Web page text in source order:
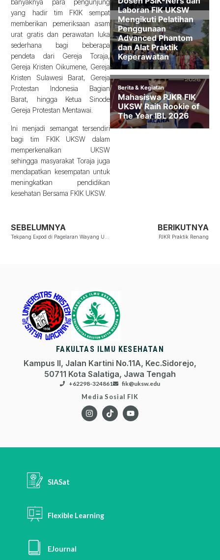
banyaknya para pengunjung
yang hadir tim FKIK sempat
memberikan pemeriksaan asam
urat gratis dan perawatan luka
sederhana bagi beberapa
pendeta dari Gereja Toraja,
Gereja Kristen Oikumene, Gereja
Kristen Sulawesi Barat, Gereja
Protestan Indonesia Bagian
Barat, hingga Ketua Sinode
Gereja Protestan Mentawai.
Ini menjadi semangat tersendiri
bagi tim FKIK UKSW dalam
memperkenalkan UKSW
sehingga masyarakat Toraja juga
mendapatkan kesempatan untuk
meningkatkan pendidikan
kesehatan Bersama FKIK UKSW.
SEBELUMNYA BERIKUTNYA
PJKR Praktik Renang
FAKULTAS ILMU KESEHATAN
Kampus II, Jalan Kartini No.11A, Kec.Sidorejo,
50711 Kota Salatiga, Jawa Tengah
+62298-324861 fik@uksw.edu
Media Sosial FIK
SIASat
Flexible Learning
EJournal